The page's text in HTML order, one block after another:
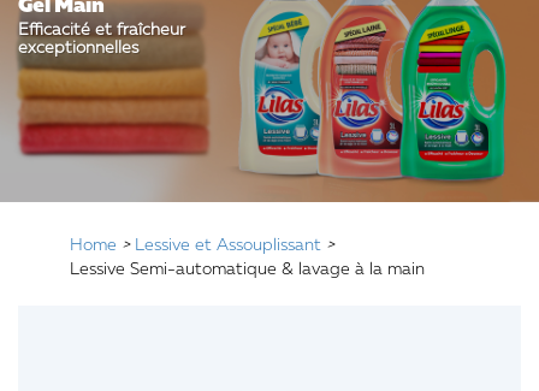
Gel Main
Efficacité et fraîcheur
exceptionnelles
Home > Lessive et Assouplissant >
Lessive Semi-automatique & lavage à la main